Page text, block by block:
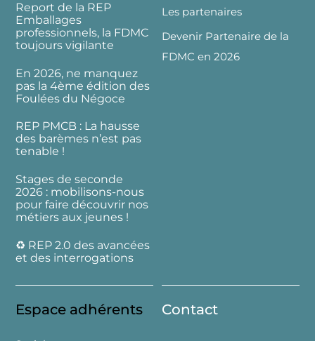
Report de la REP
Emballages
professionnels, la FDMC
toujours vigilante
En 2026, ne manquez
pas la 4ème édition des
Foulées du Négoce
REP PMCB : La hausse
des barèmes n’est pas
tenable !
Stages de seconde
2026 : mobilisons-nous
pour faire découvrir nos
métiers aux jeunes !
♻️ REP 2.0 des avancées
et des interrogations
Les partenaires
Devenir Partenaire de la
FDMC en 2026
Espace adhérents Contact